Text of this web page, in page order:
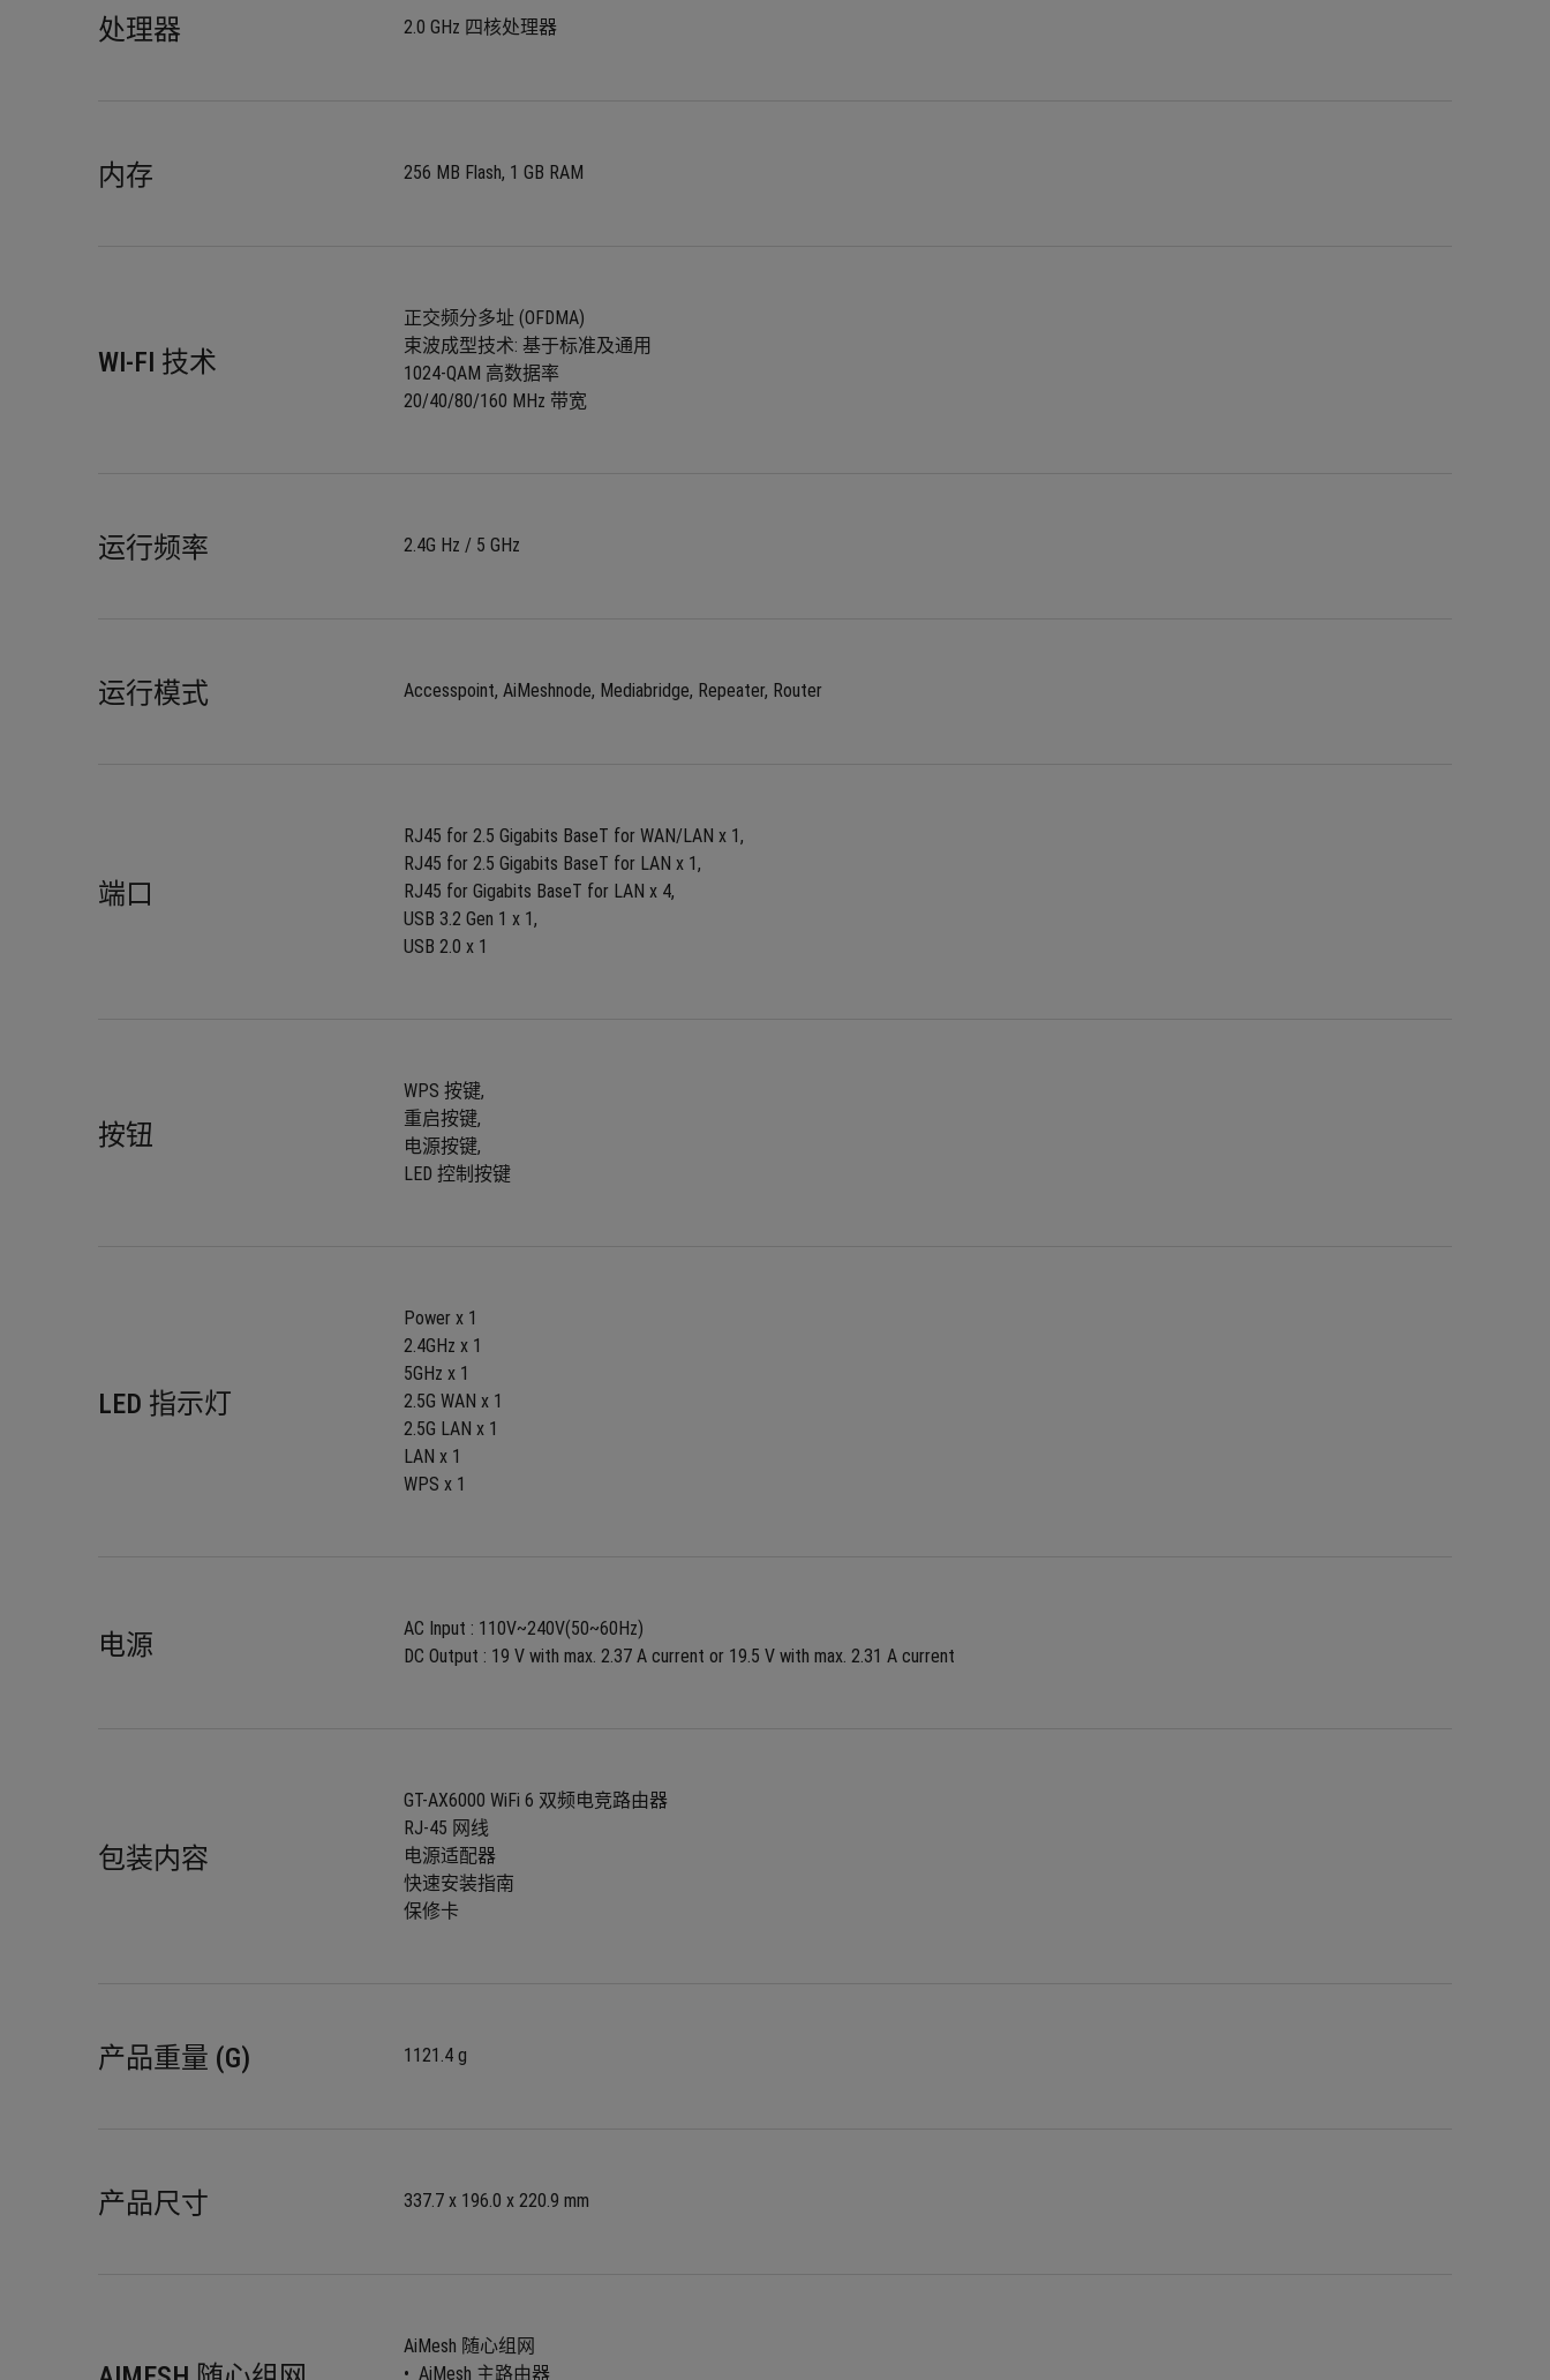
处理器 2.0 GHz 四核处理器
内存 256 MB Flash, 1 GB RAM
WI-FI 技术
正交频分多址 (OFDMA)
束波成型技术: 基于标准及通用
1024-QAM 高数据率
20/40/80/160 MHz 带宽
运行频率 2.4G Hz / 5 GHz
运行模式 Accesspoint, AiMeshnode, Mediabridge, Repeater, Router
端口
RJ45 for 2.5 Gigabits BaseT for WAN/LAN x 1,
RJ45 for 2.5 Gigabits BaseT for LAN x 1,
RJ45 for Gigabits BaseT for LAN x 4,
USB 3.2 Gen 1 x 1,
USB 2.0 x 1
按钮
WPS 按键,
重启按键,
电源按键,
LED 控制按键
LED 指示灯
Power x 1
2.4GHz x 1
5GHz x 1
2.5G WAN x 1
2.5G LAN x 1
LAN x 1
WPS x 1
电源
AC Input : 110V~240V(50~60Hz)
DC Output : 19 V with max. 2.37 A current or 19.5 V with max. 2.31 A current
包装内容
GT-AX6000 WiFi 6 双频电竞路由器
RJ-45 网线
电源适配器
快速安装指南
保修卡
产品重量 (G) 1121.4 g
产品尺寸 337.7 x 196.0 x 220.9 mm
AiMesh 随心组网
•  AiMesh 主路由器